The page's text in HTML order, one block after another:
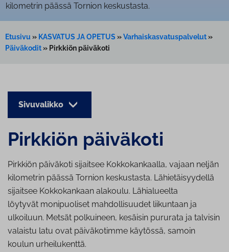
kilometrin päässä Tornion keskustasta.
Etusivu » KASVATUS JA OPETUS »Varhaiskasvatuspalvelut»
Päiväkodit» Pirkkiön päiväkoti
Sivuvalikko
Pirkkiön päiväkoti
Pirkkiön päiväkoti sijaitsee Kokkokankaalla, vajaan neljän
kilometrin päässä Tornion keskustasta. Lähietäisyydellä
sijaitsee Kokkokankaan alakoulu. Lähialueelta
löytyvät monipuoliset mahdollisuudet liikuntaan ja
ulkoiluun. Metsät polkuineen, kesäisin pururata ja talvisin
valaistu latu ovat päiväkotimme käytössä, samoin
koulun urheilukenttä.